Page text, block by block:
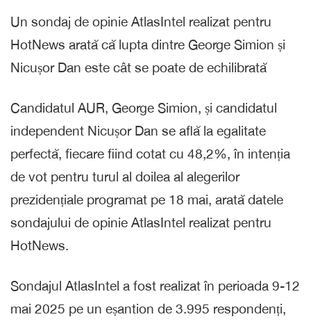
Un sondaj de opinie AtlasIntel realizat pentru
HotNews arată că lupta dintre George Simion și
Nicușor Dan este cât se poate de echilibrată
Candidatul AUR, George Simion, și candidatul
independent Nicușor Dan se află la egalitate
perfectă, fiecare fiind cotat cu 48,2%, în intenția
de vot pentru turul al doilea al alegerilor
prezidențiale programat pe 18 mai, arată datele
sondajului de opinie AtlasIntel realizat pentru
HotNews.
Sondajul AtlasIntel a fost realizat în perioada 9-12
mai 2025 pe un eșantion de 3.995 respondenți,